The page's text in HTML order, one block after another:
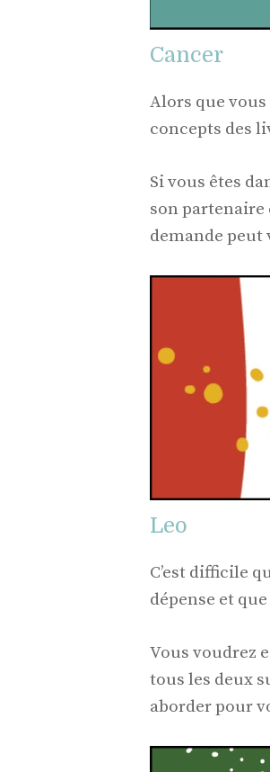
Cancer
Alors que
concepts des
Si vous êtes
son partenaire
demande peut
Leo
C’est difficile
dépense et
Vous voudrez
tous les deux
aborder pour